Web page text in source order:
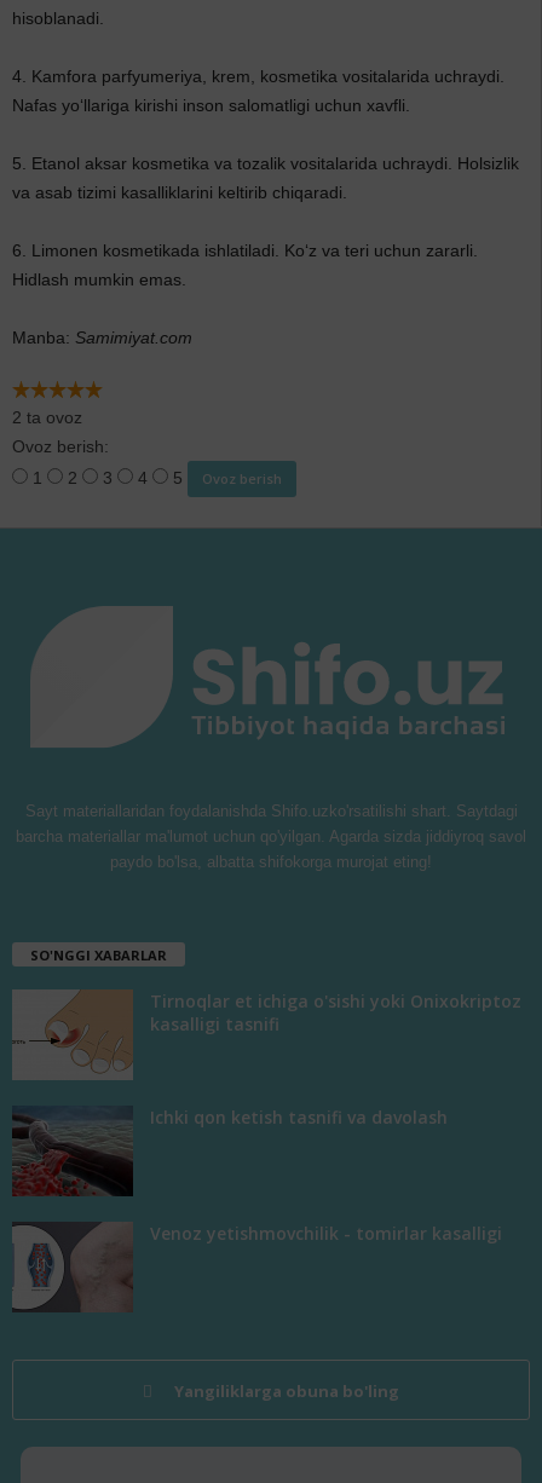
hisoblanadi.
4. Kamfora parfyumeriya, krem, kosmetika vositalarida uchraydi.
Nafas yo‘llariga kirishi inson salomatligi uchun xavfli.
5. Etanol aksar kosmetika va tozalik vositalarida uchraydi. Holsizlik
va asab tizimi kasalliklarini keltirib chiqaradi.
6. Limonen kosmetikada ishlatiladi. Ko‘z va teri uchun zararli.
Hidlash mumkin emas.
Manba: Samimiyat.com
2 ta ovoz
Ovoz berish:
1
2 3 4 5
Sayt materiallaridan foydalanishda Shifo.uzko'rsatilishi shart. Saytdagi
barcha materiallar ma'lumot uchun qo'yilgan. Agarda sizda jiddiyroq savol
paydo bo'lsa, albatta shifokorga murojat eting!
SO'NGGI XABARLAR
Tirnoqlar et ichiga o'sishi yoki Onixokriptoz
kasalligi tasnifi
Ichki qon ketish tasnifi va davolash
Venoz yetishmovchilik - tomirlar kasalligi
Yangiliklarga obuna bo'ling